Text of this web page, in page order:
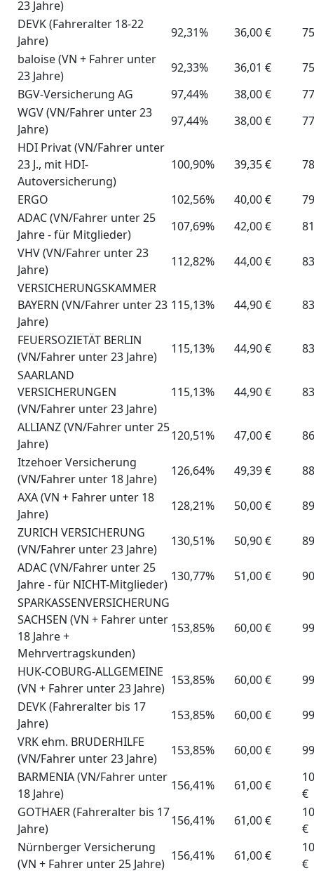
23 Jahre)
DEVK (Fahreralter 18-22
Jahre)
92,31% 36,00 €
baloise (VN + Fahrer unter
23 Jahre)
92,33% 36,01 €
BGV-Versicherung AG
97,44% 38,00 €
WGV (VN/Fahrer unter 23
Jahre)
97,44% 38,00 €
HDI Privat (VN/Fahrer unter
23 J., mit HDI-
Autoversicherung)
100,90% 39,35 €
ERGO 102,56% 40,00 €
ADAC (VN/Fahrer unter 25
Jahre - für Mitglieder)
107,69% 42,00 €
VHV (VN/Fahrer unter 23
Jahre)
112,82% 44,00 €
VERSICHERUNGSKAMMER
BAYERN (VN/Fahrer unter 23
Jahre)
115,13% 44,90 €
FEUERSOZIETÄT BERLIN
(VN/Fahrer unter 23 Jahre)
115,13% 44,90 €
SAARLAND
VERSICHERUNGEN
(VN/Fahrer unter 23 Jahre)
115,13% 44,90 €
ALLIANZ (VN/Fahrer unter 25
Jahre)
120,51% 47,00 €
Itzehoer Versicherung
(VN/Fahrer unter 18 Jahre)
126,64% 49,39 €
AXA (VN + Fahrer unter 18
Jahre)
128,21% 50,00 €
ZURICH VERSICHERUNG
(VN/Fahrer unter 23 Jahre)
130,51% 50,90 €
ADAC (VN/Fahrer unter 25
Jahre - für NICHT-Mitglieder)
130,77% 51,00 €
SPARKASSENVERSICHERUNG
SACHSEN (VN + Fahrer unter
18 Jahre +
Mehrvertragskunden)
153,85% 60,00 €
HUK-COBURG-ALLGEMEINE
(VN + Fahrer unter 23 Jahre)
153,85% 60,00 €
DEVK (Fahreralter bis 17
Jahre)
153,85% 60,00 €
VRK ehm. BRUDERHILFE
(VN/Fahrer unter 23 Jahre)
153,85% 60,00 €
BARMENIA (VN/Fahrer unter
18 Jahre)
156,41% 61,00 €
€
GOTHAER (Fahreralter bis 17
Jahre)
156,41% 61,00 €
€
Nürnberger Versicherung
(VN + Fahrer unter 25 Jahre)
156,41% 61,00 €
€